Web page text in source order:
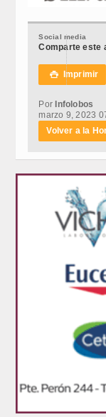
Social media
Comparte este
 Imprimir
Por Infolobos
marzo 9, 2023
Volver a la